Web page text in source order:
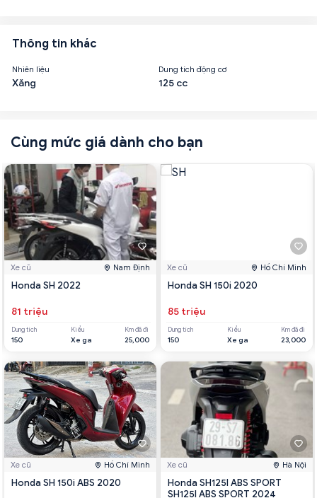
Thông tin khác
Nhiên liệu
Xăng
Dung tích động cơ
125 cc
Cùng mức giá dành cho bạn
Xe cũ Nam Định
Honda SH 2022
81 triệu
Dung tích
150
Kiểu
Xe ga
Km đã đi
25,000
Xe cũ Hồ Chí Minh
Honda SH 150i ABS 2020
Xe cũ Hồ Chí Minh
Honda SH 150i 2020
85 triệu
Dung tích
150
Kiểu
Xe ga
Km đã đi
23,000
Xe cũ Hà Nội
Honda SH125I ABS SPORT
SH125I ABS SPORT 2024